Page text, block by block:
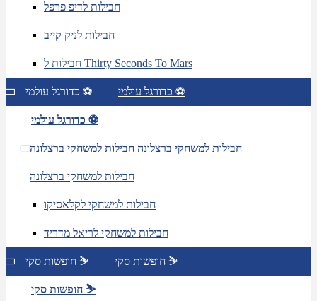
חבילות לדיפ פרפל
חבילות לניק קייב
חבילות ל Thirty Seconds To Mars
כדורגל עולמי ⚽ כדורגל עולמי ⚽
כדורגל עולמי ⚽
חבילות למשחקי ברצלונה חבילות למשחקי ברצלונה
חבילות למשחקי ברצלונה
חבילות למשחקי לקלאסיקו
חבילות למשחקי לריאל מדריד
חופשות סקי ⛷️ חופשות סקי ⛷️
חופשות סקי ⛷️